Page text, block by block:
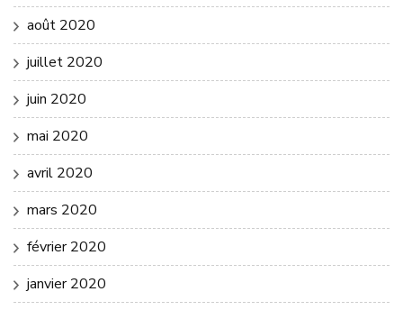
août 2020
juillet 2020
juin 2020
mai 2020
avril 2020
mars 2020
février 2020
janvier 2020